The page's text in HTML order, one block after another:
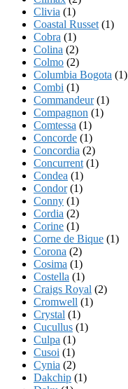
Clivia (1)
Coastal Russet (1)
Cobra (1)
Colina (2)
Colmo (2)
Columbia Bogota (1)
Combi (1)
Commandeur(1)
Compagnon (1)
Comtessa (1)
Concorde (1)
Concordia (2)
Concurrent (1)
Condea (1)
Condor(1)
Conny (1)
Cordia (2)
Corine (1)
Corne de Bique (1)
Corona (2)
Cosima (1)
Costella (1)
Craigs Royal (2)
Cromwell (1)
Crystal (1)
Cucullus (1)
Culpa (1)
Cusoi (1)
Cynia (2)
Dakchip (1)